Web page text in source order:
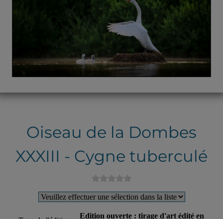
Oiseau de la Dombes
XXXIII - Cygne tuberculé
Edition ouverte : tirage d'art édité en